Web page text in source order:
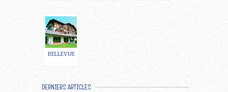
BELLEVUE
DERNIERS ARTICLES